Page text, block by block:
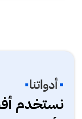
أدواتنا
نستخدم